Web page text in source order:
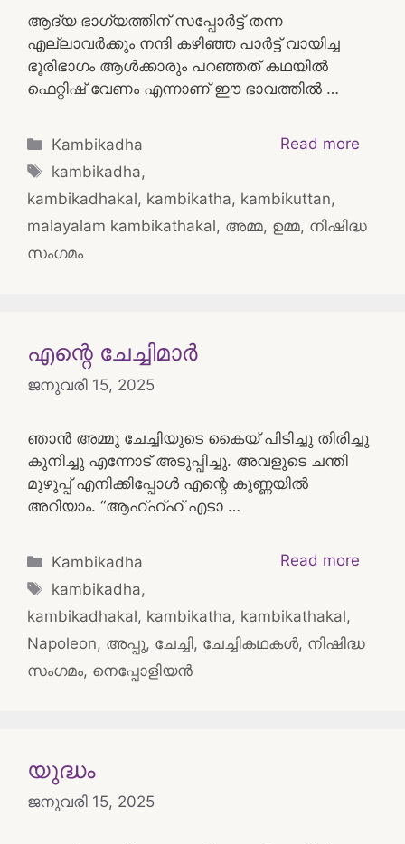
ആദ്യ ഭാഗ്യത്തിന് സപ്പോർട്ട് തന്ന
എല്ലാവർക്കും നന്ദി കഴിഞ്ഞ പാർട്ട്‌ വായിച്ച
ഭൂരിഭാഗം ആൾക്കാരും പറഞ്ഞത് കഥയിൽ
ഫെറ്റിഷ് വേണം എന്നാണ് ഈ ഭാവത്തിൽ …
Read more
Categories
Kambikadha
Tags
kambikadha,
kambikadhakal, kambikatha, kambikuttan,
malayalam kambikathakal, അമ്മ, ഉമ്മ, നിഷിദ്ധ
സംഗമം
എന്റെ ചേച്ചിമാർ
ജനുവരി 15, 2025
ഞാൻ അമ്മു ചേച്ചിയുടെ കൈയ് പിടിച്ചു തിരിച്ചു
കുനിച്ചു എന്നോട് അടുപ്പിച്ചു. അവളുടെ ചന്തി
മുഴുപ്പ് എനിക്കിപ്പോൾ എന്റെ കുണ്ണയിൽ
അറിയാം. “ആഹ്ഹ്ഹ് എടാ …
Read more
Categories
Kambikadha
Tags
kambikadha,
kambikadhakal, kambikatha, kambikathakal,
Napoleon, അപ്പു, ചേച്ചി, ചേച്ചികഥകൾ, നിഷിദ്ധ
സംഗമം, നെപ്പോളിയൻ
യുദ്ധം
ജനുവരി 15, 2025